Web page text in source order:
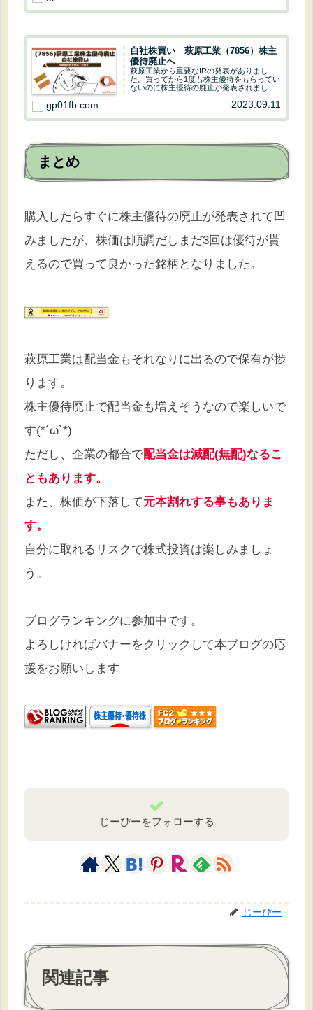
自社株買い 萩原工業（7856）株主
優待廃止へ
萩原工業から重要なIRの発表がありまし
た。買ってから1度も株主優待をもらってい
ないのに株主優待の廃止が発表されました
萩原工業 株主優待廃止へヤフーファイナ
012023...
gp01fb.com 2023.09.11
まとめ
購入したらすぐに株主優待の廃止が発表されて凹
みましたが、株価は順調だしまだ3回は優待が貰
えるので買って良かった銘柄となりました。
萩原工業は配当金もそれなりに出るので保有が捗
ります。
株主優待廃止で配当金も増えそうなので楽しいで
す(*´ω`*)
ただし、企業の都合で配当金は減配(無配)なるこ
ともあります。
また、株価が下落して元本割れする事もありま
す。
自分に取れるリスクで株式投資は楽しみましょ
う。
ブログランキングに参加中です。
よろしければバナーをクリックして本ブログの応
援をお願いします
じーぴーをフォローする
じーぴー
関連記事